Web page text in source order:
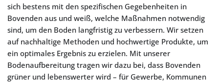
sich bestens mit den spezifischen Gegebenheiten in
Bovenden aus und weiß, welche Maßnahmen notwendig
sind, um den Boden langfristig zu verbessern. Wir setzen
auf nachhaltige Methoden und hochwertige Produkte, um
ein optimales Ergebnis zu erzielen. Mit unserer
Bodenaufbereitung tragen wir dazu bei, dass Bovenden
grüner und lebenswerter wird – für Gewerbe, Kommunen